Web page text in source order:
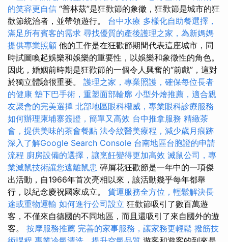
的笑容更自信 “普林茲”是狂歡節的象徵，狂歡節是城市的狂
歡節統治者，並帶領遊行。 台中水療 多樣化自助餐選擇，
滿足所有賓客的需求 尋找優質的產後護理之家，為新媽媽
提供專業照顧 他的工作是在狂歡節期間代表這座城市，同
時試圖喚起娛樂和娛樂的重要性，以娛樂和象徵性的角色。
因此，婚姻前時期是狂歡節的一個令人興奮的“前戲”，這對
於獨立體驗很重要。 護理之家，專業照護，確保每位長者
的健康 墊下巴手術，重塑面部輪廓 小型外燴推薦，適合親
友聚會的完美選擇 北部地區眼科權威，專業眼科診療服務
如何辦理柬埔寨簽證，簡單又高效 台中推拿服務 精緻茶
會，提供美味的茶會餐點 法令紋醫美療程，減少歲月痕跡
深入了解Google Search Console 台南地區台胞證的申請
流程 廚房設備的選擇，讓烹飪變得更加高效 滅鼠公司，專
業滅鼠技術讓您遠離鼠患 碎屑花狂歡節是一年中的一項傑
出活動，自1966年首次亮相以來，該活動幾乎每年都舉
行，以紀念慶祝國家成立。 貨運服務全方位，輕鬆解決長
途或重物運輸 如何進行公司設立 狂歡節吸引了數百萬遊
客，不僅來自德國的不同地區，而且還吸引了來自國外的遊
客。 按摩服務推薦 完善的家事服務，讓家務更輕鬆 撥筋技